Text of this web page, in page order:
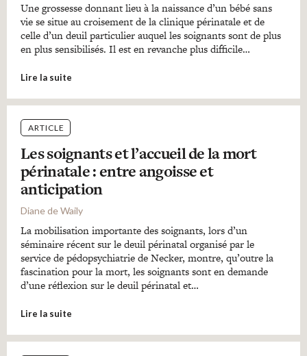
Une grossesse donnant lieu à la naissance d’un bébé sans
vie se situe au croisement de la clinique périnatale et de
celle d’un deuil particulier auquel les soignants sont de plus
en plus sensibilisés. Il est en revanche plus difficile…
Lire la suite
ARTICLE
Les soignants et l’accueil de la mort
périnatale : entre angoisse et
anticipation
Diane de Waily
La mobilisation importante des soignants, lors d’un
séminaire récent sur le deuil périnatal organisé par le
service de pédopsychiatrie de Necker, montre, qu’outre la
fascination pour la mort, les soignants sont en demande
d’une réflexion sur le deuil périnatal et…
Lire la suite